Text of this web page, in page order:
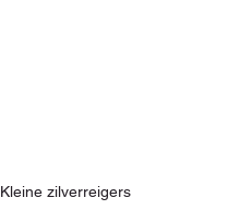
Kleine zilverreigers